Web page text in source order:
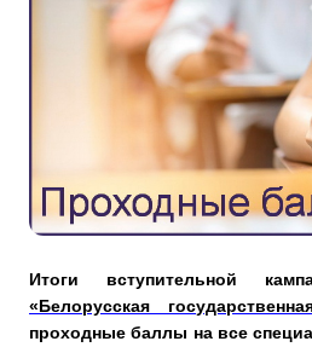
Итоги вступительной
«Белорусская
проходные баллы на все